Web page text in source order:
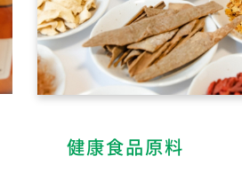
健康食品原料
健康食品OEM
医薬品原料
化粧品OEM